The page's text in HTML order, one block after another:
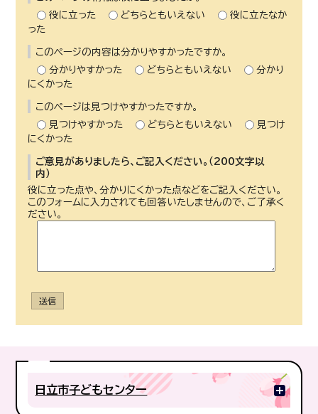
役に立った
どちらともいえない
役に立たなか
った
このページの内容は分かりやすかったですか。
分かりやすかった
どちらともいえない
分かり
にくかった
このページは見つけやすかったですか。
見つけやすかった
どちらともいえない
見つけ
にくかった
ご意見がありましたら、ご記入ください。（200文字以
内）
役に立った点や、分かりにくかった点などをご記入ください。
このフォームに入力されても回答いたしませんので、ご了承く
ださい。
送信
日立市子どもセンター